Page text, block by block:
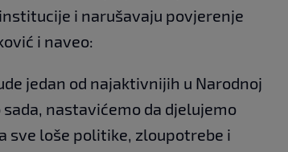
i narušavaju povjerenje
i naveo:
jedan od najaktivnijih u Narodnoj
nastavićemo da djelujemo
sve loše politike, zloupotrebe i